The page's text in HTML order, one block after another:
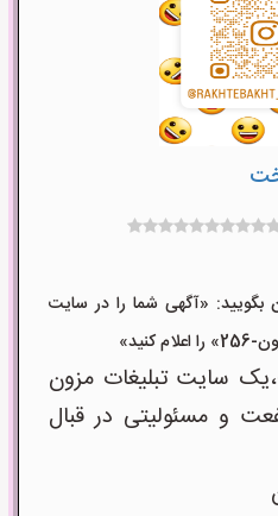
«آگهی شما را در سایت
سایت تبلیغات مزون
و مسئولیتی در قبال